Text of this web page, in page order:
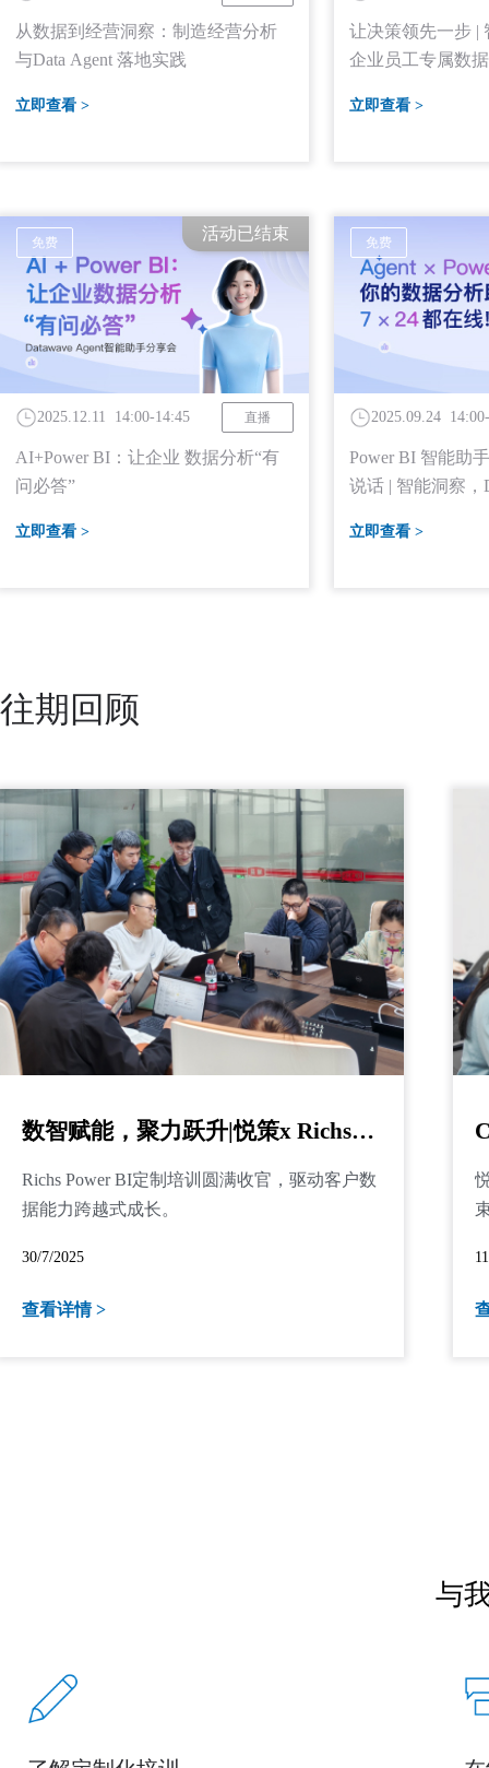
从数据到经营洞察：制造经营分析
与Data Agent 落地实践
立即查看 >
让决策领先一步
企业员工专属数
立即查看 >
免费 活动已结束
2025.12.11 14:00-14:45 直播
AI+Power BI：让企业 数据分析“有
问必答”
立即查看 >
免费
2025.09.24
Power BI 智能助
说话 | 智能洞察，
立即查看 >
往期回顾
数智赋能，聚力跃升|悦策x Richs：数据素养培训深度落地，共筑数智化发展基石
Richs Power BI定制培训圆满收官，驱动客户数
据能力跨越式成长。
30/7/2025
查看详情 >
与